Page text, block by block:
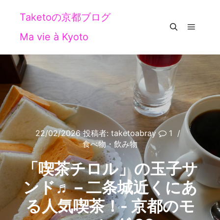
Taketoの京都ブログ
Ma vie à Kyoto
22/02/2026投稿者: taketoabray
1
食べ物・飲み物
「喫茶チロル」の玉子サ
ンド♬ – 二条城近くにあ
る人気喫茶！- 京都のモ